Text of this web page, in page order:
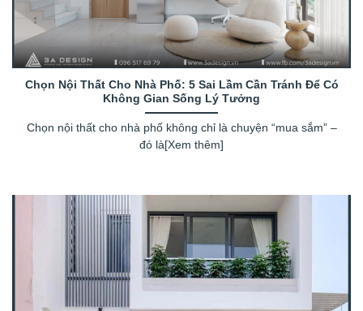
Chọn Nội Thất Cho Nhà Phố: 5 Sai Lầm Cần Tránh Để Có
Không Gian Sống Lý Tưởng
Chọn nội thất cho nhà phố không chỉ là chuyện “mua sắm” –
đó là[Xem thêm]